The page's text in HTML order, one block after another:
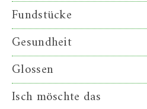
Fundstücke
Gesundheit
Glossen
Isch möschte das